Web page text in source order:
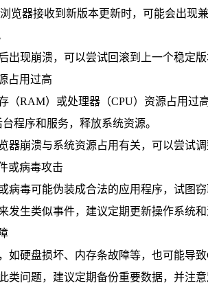
浏览器接收到新版本更新时，可能会出现
出现崩溃，可以尝试回滚到上一个稳定
占用过高
（RAM）或处理器（CPU）资源占用过
程序和服务，释放系统资源。
器崩溃与系统资源占用有关，可以尝试
或病毒攻击
病毒可能伪装成合法的应用程序，试图
发生类似事件，建议定期更新操作系统
如硬盘损坏、内存条故障等，也可能导
类问题，建议定期备份重要数据，并注